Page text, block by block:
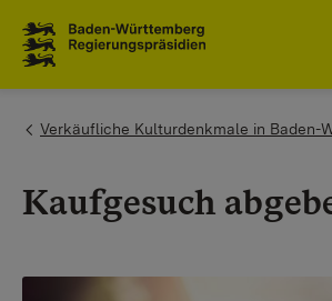
You are here:
Verkäufliche Kulturdenkmale in Baden-
Kaufgesuch